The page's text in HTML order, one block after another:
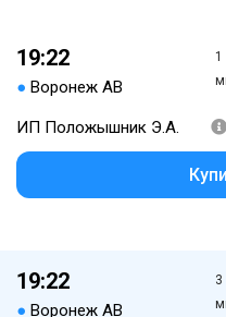
19:22
● Воронеж АВ
1
ИП Положышник Э.А.
19:22
● Воронеж АВ
3